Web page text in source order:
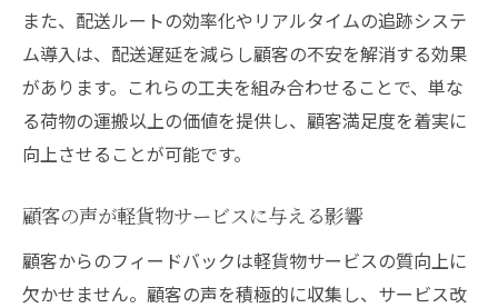
再配達削減と軽貨物サービスの工夫点
軽貨物の最適ルートが満足度に直結する
細やかな工夫で差がつく軽貨物の満足度
軽貨物で顧客満足を高める細やかな配慮
軽貨物ドライバーの心配りが満足度向上策
顧客満足優先の軽貨物対応ポイント紹介
荷物の扱いが軽貨物満足度に及ぼす影響
また、配送ルートの効率化やリアルタイムの追跡システ
ム導入は、配送遅延を減らし顧客の不安を解消する効果
があります。これらの工夫を組み合わせることで、単な
る荷物の運搬以上の価値を提供し、顧客満足度を着実に
向上させることが可能です。
顧客の声が軽貨物サービスに与える影響
顧客からのフィードバックは軽貨物サービスの質向上に
欠かせません。顧客の声を積極的に収集し、サービス改